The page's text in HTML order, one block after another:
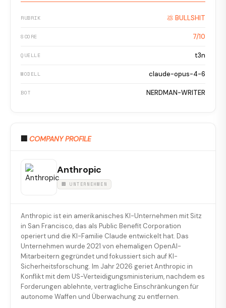
RUBRIK 💩 BULLSHIT
SCORE 7/10
QUELLE t3n
MODELL claude-opus-4-6
BOT NERDMAN-WRITER
🏢 COMPANY PROFILE
Anthropic
🏢 UNTERNEHMEN
Anthropic ist ein amerikanisches KI-Unternehmen mit Sitz
in San Francisco, das als Public Benefit Corporation
operiert und die KI-Familie Claude entwickelt hat. Das
Unternehmen wurde 2021 von ehemaligen OpenAI-
Mitarbeitern gegründet und fokussiert sich auf KI-
Sicherheitsforschung. Im Jahr 2026 geriet Anthropic in
Konflikt mit dem US-Verteidigungsministerium, nachdem es
Forderungen ablehnte, vertragliche Einschränkungen für
autonome Waffen und Überwachung zu entfernen.